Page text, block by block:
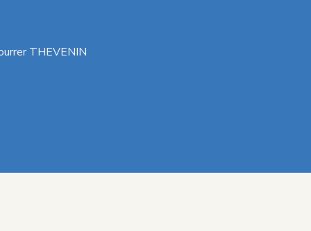
THEVENIN